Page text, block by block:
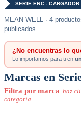
SERIE ENC - CARGADOR
MEAN WELL · 4
publicados
¿No encuentras lo
Lo importamos para ti en
Marcas en
Filtra por marca haz
categoria.